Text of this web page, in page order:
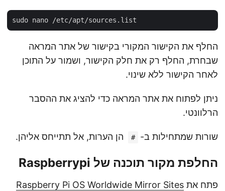
החלף את הקישור המקורי בקישור של אתר המראה
שבחרת, החלף רק את חלק הקישור, ושמור על התוכן
לאחר הקישור ללא שינוי.
ניתן לפתוח את אתר המראה כדי להציג את ההסבר
הרלוונטי.
שורות שמתחילות ב- # הן הערות, אל תתייחס אליהן.
החלפת מקור תוכנה של Raspberrypi
פתח את Raspberry Pi OS Worldwide Mirror Sites